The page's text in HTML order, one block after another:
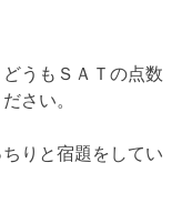
うもＳＡＴの点数
さい。
りと宿題をしてい